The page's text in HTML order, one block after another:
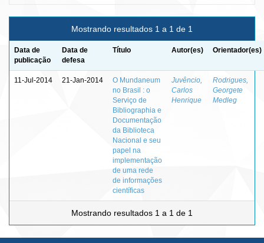
Mostrando resultados 1 a 1 de 1
Data de
publicação
Data de
defesa
Título Autor(es) Orientador(es)
11-Jul-2014 21-Jan-2014
O Mundaneum
no Brasil : o
Serviço de
Bibliographia e
Documentação
da Biblioteca
Nacional e seu
papel na
implementação
de uma rede
de informações
científicas
Juvêncio,
Carlos
Henrique
Rodrigues,
Georgete
Medleg
Mostrando resultados 1 a 1 de 1